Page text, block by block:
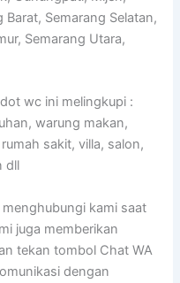
Semarang Selatan,
Semarang Utara,
wc ini melingkupi :
warung makan,
sakit, villa, salon,
dll
kami saat
juga memberikan
tekan tombol Chat WA
dengan